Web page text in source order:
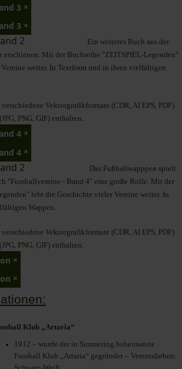
×
×
Ein weiteres Buch aus der
erschienen. Mit der Buchreihe "ZEITSPIEL-Legenden"
weiter. In Textform und in ihren vielfältigen
Vektorgrafikformate (CDR, AI EPS, PDF)
PNG, GIF) enthalten.
×
×
Das Fußballwapppen spielt
"Fussballvereine - Band 4" eine große Rolle. Mit der
lebt die Geschichte vieler Vereine weiter. In
Wappen.
Vektorgrafikformate (CDR, AI EPS, PDF)
PNG, GIF) enthalten.
×
×
Klub „Artaria“
1912 – wurde der in Simmering beheimatete
Fussball Klub „Artaria“ gegründet – Vereinsfarben: